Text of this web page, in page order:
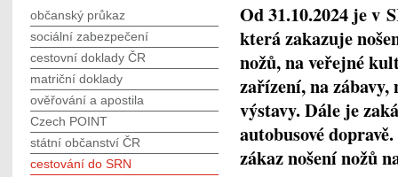
Od 31.10.2024 je v
která zakazuje
nožů, na veřejné
zařízení, na
výstavy. Dále je
autobusové
zákaz nošení nožů
občanský průkaz
sociální zabezpečení
cestovní doklady ČR
matriční doklady
ověřování a apostila
Czech POINT
státní občanství ČR
cestování do SRN